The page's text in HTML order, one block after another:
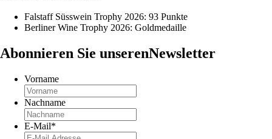
Falstaff Süsswein Trophy 2026: 93 Punkte
Berliner Wine Trophy 2026: Goldmedaille
Abonnieren Sie unserenNewsletter
Vorname
Nachname
E-Mail*